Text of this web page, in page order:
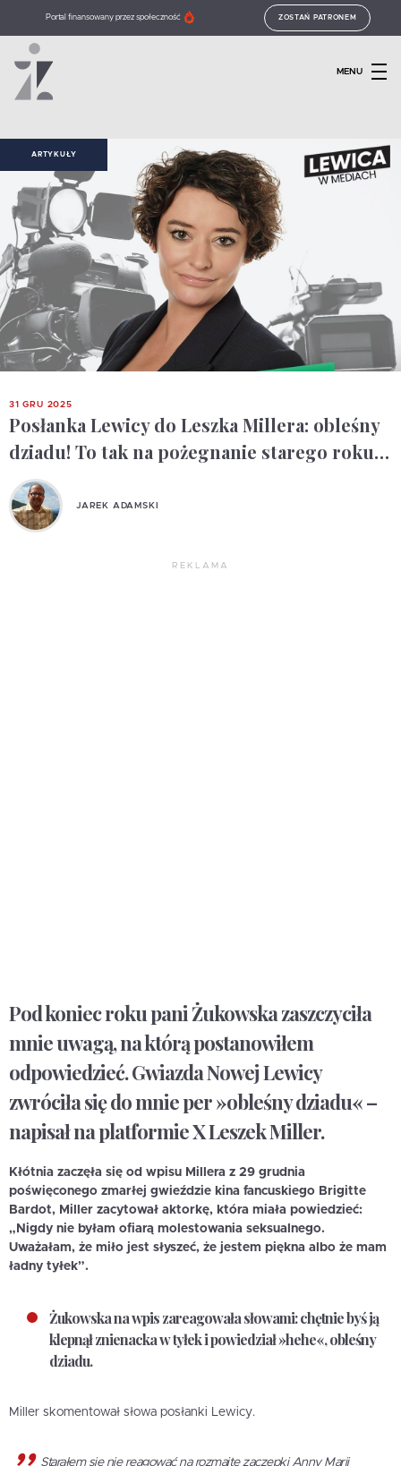
Portal finansowany przez społeczność ZOSTAŃ PATRONEM
MENU
ARTYKUŁY
31 GRU 2025
Posłanka Lewicy do Leszka Millera: obleśny
dziadu! To tak na pożegnanie starego roku…
JAREK ADAMSKI
REKLAMA
Pod koniec roku pani Żukowska zaszczyciła
mnie uwagą, na którą postanowiłem
odpowiedzieć. Gwiazda Nowej Lewicy
zwróciła się do mnie per »obleśny dziadu« –
napisał na platformie X Leszek Miller.
Kłótnia zaczęła się od wpisu Millera z 29 grudnia
poświęconego zmarłej gwieździe kina fancuskiego Brigitte
Bardot, Miller zacytował aktorkę, która miała powiedzieć:
„Nigdy nie byłam ofiarą molestowania seksualnego.
Uważałam, że miło jest słyszeć, że jestem piękna albo że mam
ładny tyłek”.
Żukowska na wpis zareagowała słowami: chętnie byś ją
klepnął znienacka w tyłek i powiedział »hehe«, obleśny
dziadu.
Miller skomentował słowa posłanki Lewicy.
Starałem się nie reagować na rozmaite zaczepki Anny Marii